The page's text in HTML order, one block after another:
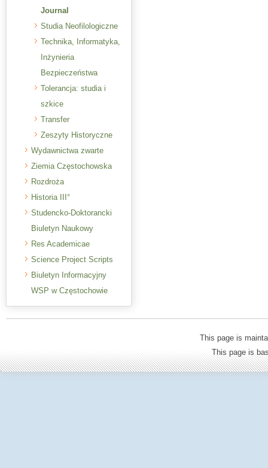
Journal
Studia Neofilologiczne
Technika, Informatyka,
Inżynieria
Bezpieczeństwa
Tolerancja: studia i
szkice
Transfer
Zeszyty Historyczne
Wydawnictwa zwarte
Ziemia Częstochowska
Rozdroża
Historia III°
Studencko-Doktorancki
Biuletyn Naukowy
Res Academicae
Science Project Scripts
Biuletyn Informacyjny
WSP w Częstochowie
This page is
This page is